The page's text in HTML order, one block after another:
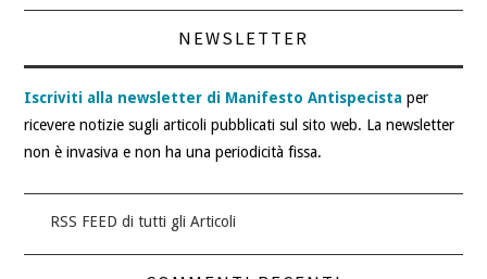
NEWSLETTER
Iscriviti alla newsletter di Manifesto Antispecista per
ricevere notizie sugli articoli pubblicati sul sito web. La newsletter
non è invasiva e non ha una periodicità fissa.
RSS FEED di tutti gli Articoli